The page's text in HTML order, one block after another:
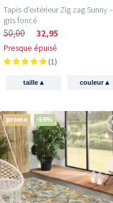
Tapis d’extérieur Zig zag Sunny –
gris foncé
50,00 32,95
Presque épuisé
(1)
taille▴ couleur▴
promo -59%